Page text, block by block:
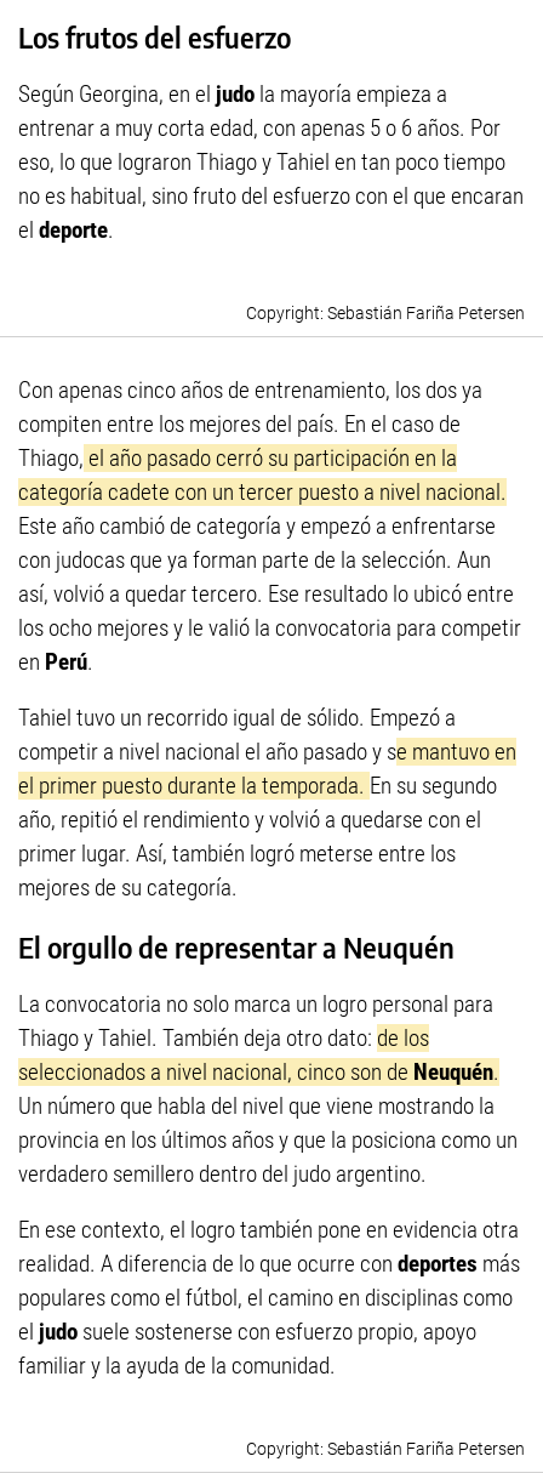
Los frutos del esfuerzo
Según Georgina, en el judo la mayoría empieza a
entrenar a muy corta edad, con apenas 5 o 6 años. Por
eso, lo que lograron Thiago y Tahiel en tan poco tiempo
no es habitual, sino fruto del esfuerzo con el que encaran
el deporte.
Sebastián Fariña Petersen
Con apenas cinco años de entrenamiento, los dos ya
compiten entre los mejores del país. En el caso de
Thiago, el año pasado cerró su participación en la
categoría cadete con un tercer puesto a nivel nacional.
Este año cambió de categoría y empezó a enfrentarse
con judocas que ya forman parte de la selección. Aun
así, volvió a quedar tercero. Ese resultado lo ubicó entre
los ocho mejores y le valió la convocatoria para competir
en Perú.
Tahiel tuvo un recorrido igual de sólido. Empezó a
competir a nivel nacional el año pasado y se mantuvo en
el primer puesto durante la temporada. En su segundo
año, repitió el rendimiento y volvió a quedarse con el
primer lugar. Así, también logró meterse entre los
mejores de su categoría.
El orgullo de representar a Neuquén
La convocatoria no solo marca un logro personal para
Thiago y Tahiel. También deja otro dato: de los
seleccionados a nivel nacional, cinco son de Neuquén.
Un número que habla del nivel que viene mostrando la
provincia en los últimos años y que la posiciona como un
verdadero semillero dentro del judo argentino.
En ese contexto, el logro también pone en evidencia otra
realidad. A diferencia de lo que ocurre con deportes más
populares como el fútbol, el camino en disciplinas como
el judo suele sostenerse con esfuerzo propio, apoyo
familiar y la ayuda de la comunidad.
Sebastián Fariña Petersen